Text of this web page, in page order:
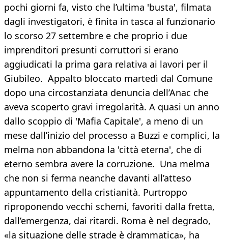
pochi giorni fa, visto che l’ultima 'busta', filmata
dagli investigatori, è finita in tasca al funzionario
lo scorso 27 settembre e che proprio i due
imprenditori presunti corruttori si erano
aggiudicati la prima gara relativa ai lavori per il
Giubileo. Appalto bloccato martedì dal Comune
dopo una circostanziata denuncia dell’Anac che
aveva scoperto gravi irregolarità. A quasi un anno
dallo scoppio di 'Mafia Capitale', a meno di un
mese dall’inizio del processo a Buzzi e complici, la
melma non abbandona la 'città eterna', che di
eterno sembra avere la corruzione. Una melma
che non si ferma neanche davanti all’atteso
appuntamento della cristianità. Purtroppo
riproponendo vecchi schemi, favoriti dalla fretta,
dall’emergenza, dai ritardi. Roma è nel degrado,
«la situazione delle strade è drammatica», ha